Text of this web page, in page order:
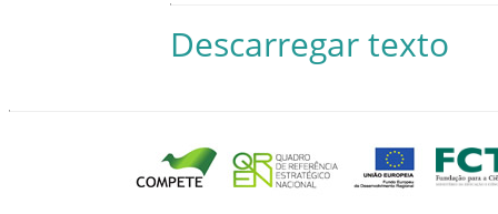
Descarregar texto